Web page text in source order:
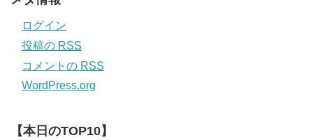
ログイン
投稿の RSS
コメントの RSS
WordPress.org
【本日のTOP10】